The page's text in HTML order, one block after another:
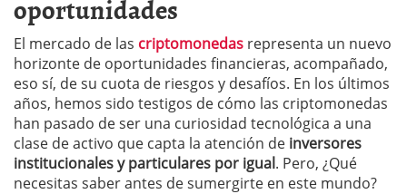
oportunidades
El mercado de las criptomonedas representa un nuevo
horizonte de oportunidades financieras, acompañado,
eso sí, de su cuota de riesgos y desafíos. En los últimos
años, hemos sido testigos de cómo las criptomonedas
han pasado de ser una curiosidad tecnológica a una
clase de activo que capta la atención de inversores
institucionales y particulares por igual. Pero, ¿Qué
necesitas saber antes de sumergirte en este mundo?